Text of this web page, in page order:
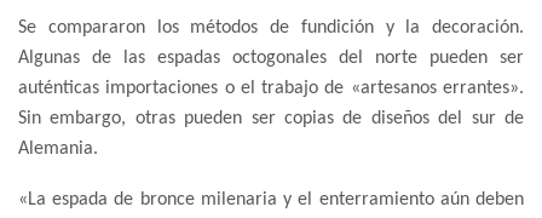
Se compararon los métodos de fundición y la decoración.
Algunas de las espadas octogonales del norte pueden ser
auténticas importaciones o el trabajo de «artesanos errantes».
Sin embargo, otras pueden ser copias de diseños del sur de
Alemania.
«La espada de bronce milenaria y el enterramiento aún deben